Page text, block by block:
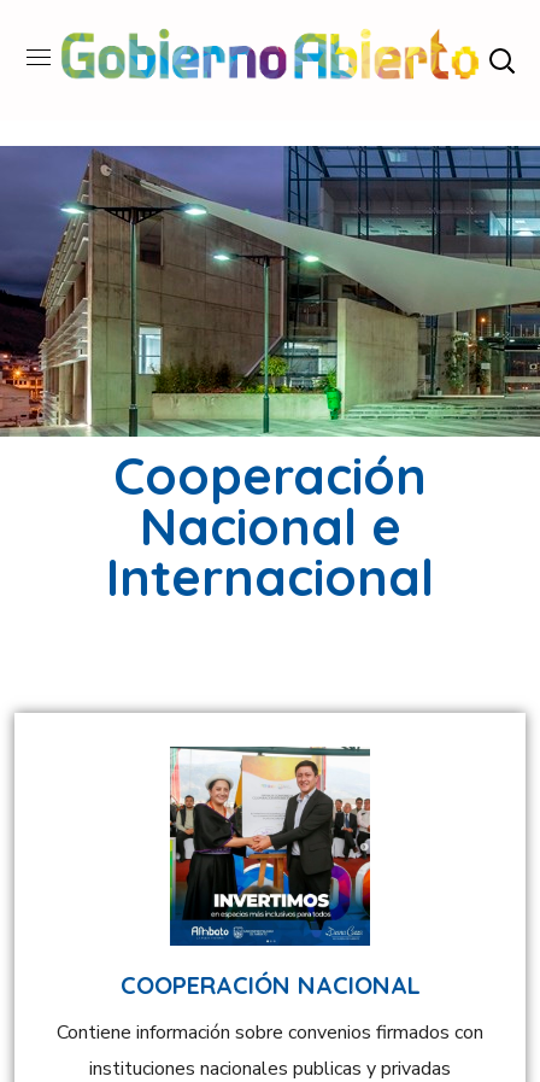
Cooperación
Nacional e
Internacional
COOPERACIÓN NACIONAL
Contiene información sobre convenios firmados con
instituciones nacionales publicas y privadas